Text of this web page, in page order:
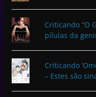
Criticando “O
pílulas da
Criticando
– Estes são